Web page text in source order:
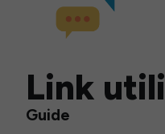
Link utili
Guide